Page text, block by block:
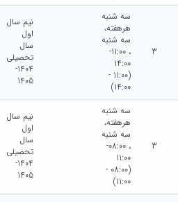
3
سه شنبه
هرهفته،
سه شنبه
، 11:00-
14:00
(11:00 -
14:00)
نیم سال
اول
سال
تحصیلی
1404-
1405
3
سه شنبه
هرهفته،
سه شنبه
، 08:00-
11:00
(08:00 -
11:00)
نیم سال
اول
سال
تحصیلی
1404-
1405